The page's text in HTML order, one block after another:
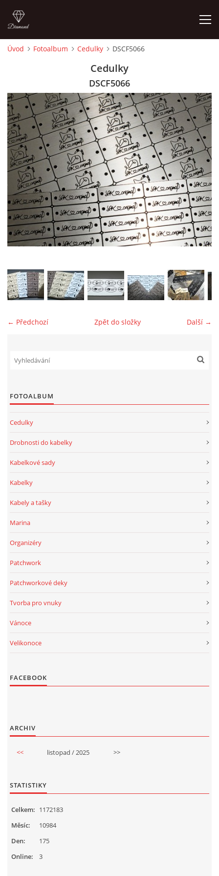
CEDULKY
MOJE POSLEDNÍ PRÁCE
jk-laguna@seznam.cz
Úvod Fotoalbum Cedulky DSCF5066
Cedulky
DSCF5066
← Předchozí Další →
Zpět do složky
FOTOALBUM
Cedulky
Drobnosti do kabelky
Kabelkové sady
Kabelky
Kabely a tašky
Marina
Organizéry
Patchwork
Patchworkové deky
Tvorba pro vnuky
Vánoce
Velikonoce
FACEBOOK
ARCHIV
<< listopad / 2025 >>
STATISTIKY
Online: 3
Celkem: 1172183
Měsíc:
10984
Den:
175